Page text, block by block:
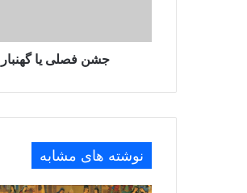
جشن فصلی یا
نوشته های مشابه